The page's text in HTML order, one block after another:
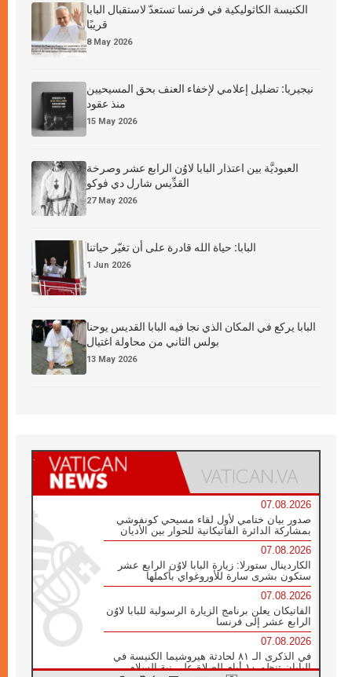
الكنيسة الكاثوليكية في فرنسا تستعدّ لاستقبال البابا
قريبًا
8 May 2026
نيجيريا: تضليل إعلامي لإخفاء العنف بحق المسيحيين
منذ عقود
15 May 2026
العبوديَّة بين اعتذار البابا لاوُن الرابع عشر وصرخة
القدِّيس شارل دي فوكو
27 May 2026
البابا: حياة الله قادرة على أن تغيّر حياتنا
1 Jun 2026
البابا يركع في المكان الذي نجا فيه البابا القديس يوحنا
بولس الثاني من محاولة اغتيال
13 May 2026
07.08.2026
صدور بيان ختامي لأول لقاء مسيحي كونفوشي
بمشاركة الدائرة الفاتيكانية للحوار بين الأديان
07.08.2026
الكاردينال ستورلا: زيارة البابا لاوُن الرابع عشر
ستكون بشرى سارة للأوروغواي بأكملها
07.08.2026
الفاتيكان يعلن برنامج الزيارة الرسولية للبابا لاوُن
الرابع عشر إلى فرنسا
07.08.2026
في الذكرى الـ ٨١ لحادثة هيروشيما الكنيسة في
اليابان تنظم ١٠ أيام للصلاة على نية السلام